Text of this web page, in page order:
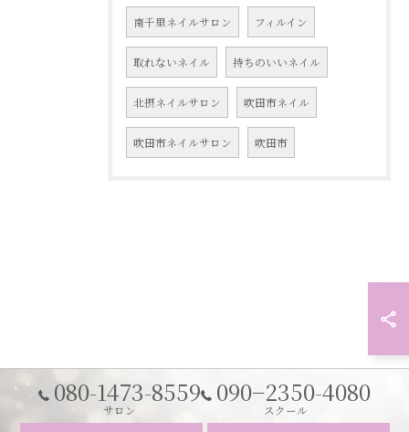
南千里ネイルサロン フィルイン
取れないネイル 持ちのいいネイル
北摂ネイルサロン 吹田市ネイル
吹田市ネイルサロン 吹田市
080-1473-8559
サロン
090−2350-4080
スクール